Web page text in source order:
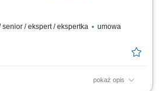
/ ekspert / ekspertka
umowa
pokaż opis